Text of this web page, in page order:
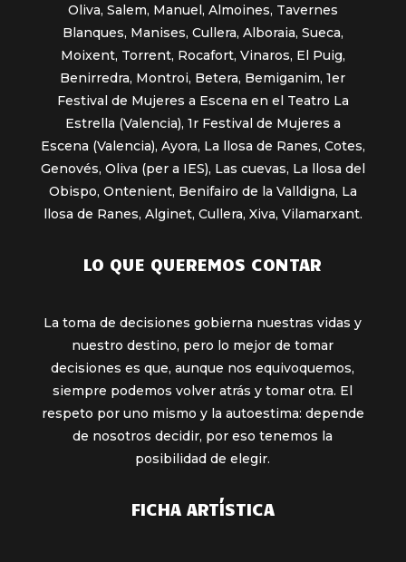
Oliva, Salem, Manuel, Almoines, Tavernes
Blanques, Manises, Cullera, Alboraia, Sueca,
Moixent, Torrent, Rocafort, Vinaros, El Puig,
Benirredra, Montroi, Betera, Bemiganim, 1er
Festival de Mujeres a Escena en el Teatro La
Estrella (Valencia), 1r Festival de Mujeres a
Escena (Valencia), Ayora, La llosa de Ranes, Cotes,
Genovés, Oliva (per a IES), Las cuevas, La llosa del
Obispo, Ontenient, Benifairo de la Valldigna, La
llosa de Ranes, Alginet, Cullera, Xiva, Vilamarxant.
LO QUE QUEREMOS CONTAR
La toma de decisiones gobierna nuestras vidas y
nuestro destino, pero lo mejor de tomar
decisiones es que, aunque nos equivoquemos,
siempre podemos volver atrás y tomar otra. El
respeto por uno mismo y la autoestima: depende
de nosotros decidir, por eso tenemos la
posibilidad de elegir.
FICHA ARTÍSTICA